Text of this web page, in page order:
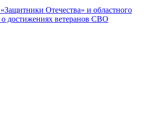
Отечества» и областного
о достижениях ветеранов СВО